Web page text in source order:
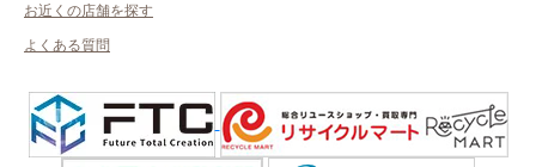
お近くの店舗を探す
よくある質問